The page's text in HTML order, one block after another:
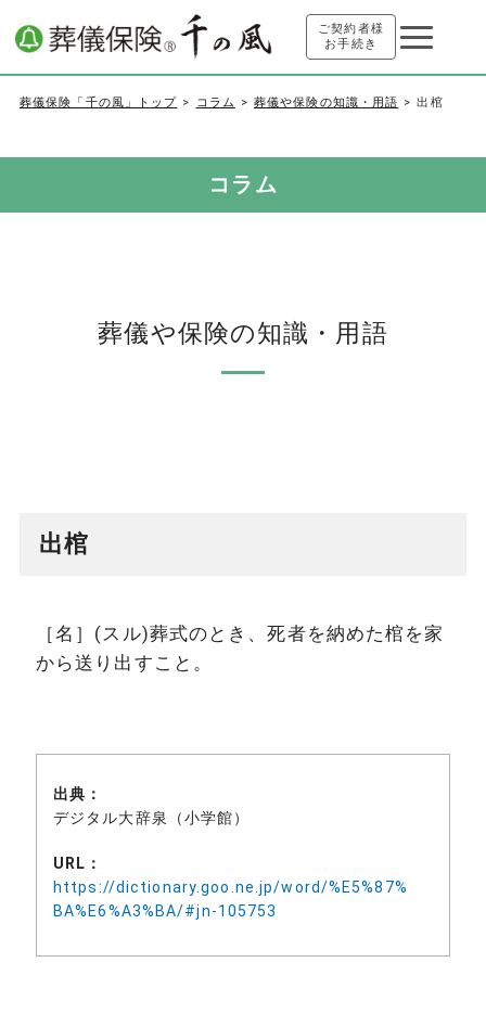
ご契約者様
お手続き
葬儀保険「千の風」トップ コラム 葬儀や保険の知識・用語 出棺
コラム
葬儀や保険の知識・用語
出棺
［名］(スル)葬式のとき、死者を納めた棺を家
から送り出すこと。
出典：
デジタル大辞泉（小学館）
URL：
https://dictionary.goo.ne.jp/word/%E5%87%
BA%E6%A3%BA/#jn-105753